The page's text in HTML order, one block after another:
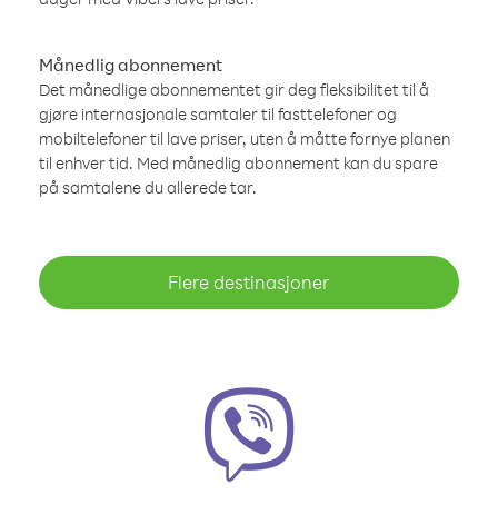
Månedlig abonnement
Det månedlige abonnementet gir deg fleksibilitet til å
gjøre internasjonale samtaler til fasttelefoner og
mobiltelefoner til lave priser, uten å måtte fornye planen
til enhver tid. Med månedlig abonnement kan du spare
på samtalene du allerede tar.
Flere destinasjoner